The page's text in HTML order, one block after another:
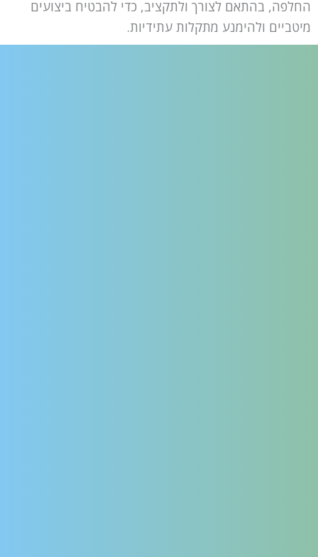
החלפה, בהתאם לצורך ולתקציב, כדי להבטיח ביצועים
מיטביים ולהימנע מתקלות עתידיות.